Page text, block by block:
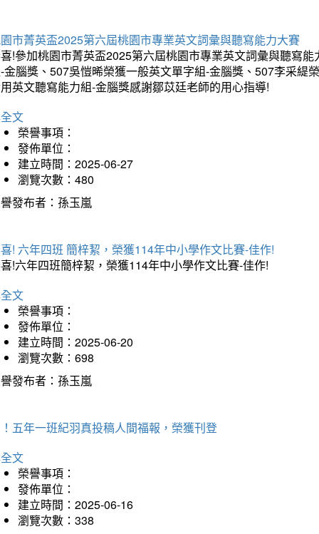
市菁英盃2025第六屆桃園市專業英文詞彙與聽寫能力大賽
!參加桃園市菁英盃2025第六屆桃園市專業英文詞彙與聽寫
金腦獎、507吳愷晞榮獲一般英文單字組-金腦獎、507李采緹
英文聽寫能力組-金腦獎感謝鄒苡廷老師的用心指導!
文
榮譽事項：
發佈單位：
建立時間：2025-06-27
瀏覽次數：480
發布者：孫玉嵐
! 六年四班 簡梓絜，榮獲114年中小學作文比賽-佳作!
!六年四班簡梓絜，榮獲114年中小學作文比賽-佳作!
文
榮譽事項：
發佈單位：
建立時間：2025-06-20
瀏覽次數：698
發布者：孫玉嵐
五年一班紀羽真投稿人間福報，榮獲刊登
文
榮譽事項：
發佈單位：
建立時間：2025-06-16
瀏覽次數：338